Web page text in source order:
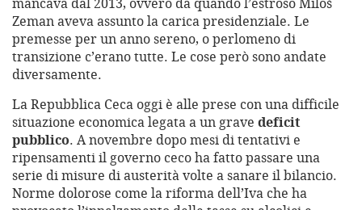
Zeman aveva assunto la carica presidenziale. Le
premesse per un anno sereno, o perlomeno di
transizione c’erano tutte. Le cose però sono andate
diversamente.
La Repubblica Ceca oggi è alle prese con una difficile
situazione economica legata a un grave deficit
pubblico. A novembre dopo mesi di tentativi e
ripensamenti il governo ceco ha fatto passare una
serie di misure di austerità volte a sanare il bilancio.
Norme dolorose come la riforma dell’Iva che ha